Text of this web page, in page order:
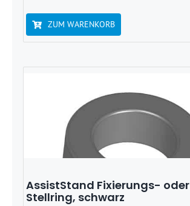
ZUM WARENKORB
AssistStand Fixierungs- oder
Stellring, schwarz